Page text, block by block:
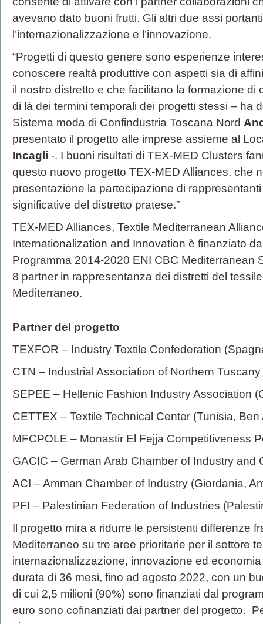
avevano dato buoni frutti. Gli altri due assi
l’internazionalizzazione e l’innovazione.
“Progetti di questo genere sono esperienze
conoscere realtà produttive con aspetti sia di
il nostro distretto e che facilitano la formazione
di là dei termini temporali dei progetti stessi – ha
Sistema moda di Confindustria Toscana Nord
presentato il progetto alle imprese assieme al
Incagli -. I buoni risultati di TEX-MED Clusters
questo nuovo progetto TEX-MED Alliances, che
presentazione la partecipazione di
significative del distretto pratese.”
TEX-MED Alliances, Textile Mediterranean
Internationalization and Innovation è finanziato
Programma 2014-2020 ENI CBC Mediterranean
8 partner in rappresentanza dei distretti del
Mediterraneo.
Partner del progetto
TEXFOR – Industry Textile Confederation
CTN – Industrial Association of Northern
SEPEE – Hellenic Fashion Industry Association
CETTEX – Textile Technical Center (Tunisia, Ben
MFCPOLE – Monastir El Fejja Competitiveness
GACIC – German Arab Chamber of Industry and
ACI – Amman Chamber of Industry (Giordania,
PFI – Palestinian Federation of Industries
Il progetto mira a ridurre le persistenti differenze
Mediterraneo su tre aree prioritarie per il settore
internazionalizzazione, innovazione ed
durata di 36 mesi, fino ad agosto 2022, con un
di cui 2,5 milioni (90%) sono finanziati dal
euro sono cofinanziati dai partner del progetto.